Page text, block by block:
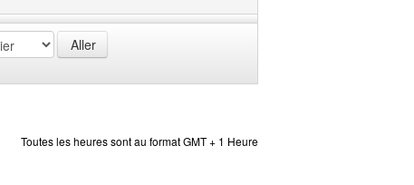
Toutes les heures sont au format GMT + 1 Heure